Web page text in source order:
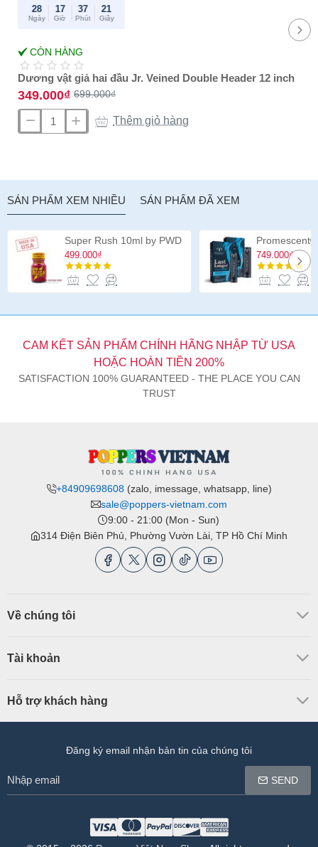
Best Amazon
reviews
28
Ngày
17
Giờ
37
Phút
21
Giây
CÒN HÀNG
Dương vật giả hai đầu Jr. Veined Double Header 12 inch
349.000₫ 699.000₫
Jr.
Double
Header
inch
Thêm giỏ hàng
SẢN PHẨM XEM NHIỀU SẢN PHẨM ĐÃ XEM
Super Rush 10ml by PWD
499.000₫ 749.000₫
CAM KẾT SẢN PHẨM CHÍNH HÃNG NHẬP TỪ USA
HOẶC HOÀN TIỀN 200%
SATISFACTION 100% GUARANTEED - THE PLACE YOU CAN
TRUST
+84909698608(zalo, imessage, whatsapp, line)
sale@poppers-vietnam.com
9:00 - 21:00 (Mon - Sun)
314 Điện Biên Phủ, Phường Vườn Lài, TP Hồ Chí Minh
Về chúng tôi
Tài khoản
Hỗ trợ khách hàng
Đăng ký email nhận bản tin của chúng tôi
email
SEND